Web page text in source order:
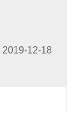
2019-12-18